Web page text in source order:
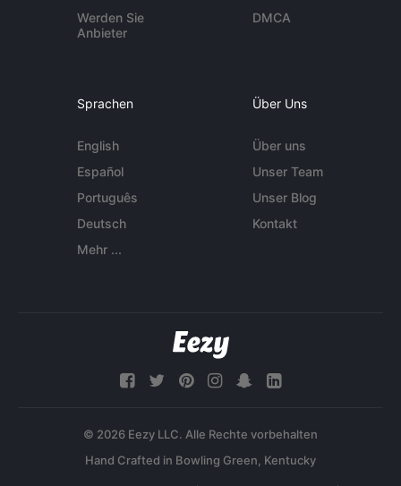
Werden Sie
Anbieter
DMCA
Sprachen
English
Español
Português
Deutsch
Mehr ...
Über Uns
Über uns
Unser Team
Unser Blog
Kontakt
© 2026 Eezy LLC. Alle Rechte vorbehalten